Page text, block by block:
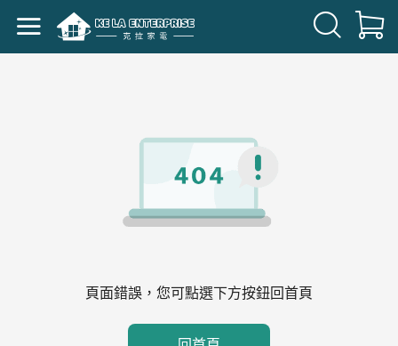
頁面錯誤，您可點選下方按鈕回首頁